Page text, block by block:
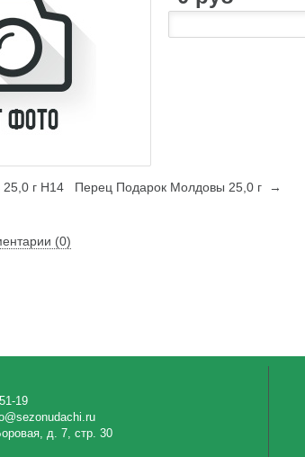
г Н14 Перец Подарок Молдовы 25,0 г →
(0)
19
д. 7, стр. 30